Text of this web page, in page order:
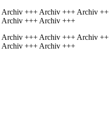
+++ Archiv +++ Archiv
+++ Archiv +++
+++ Archiv +++ Archiv
+++ Archiv +++